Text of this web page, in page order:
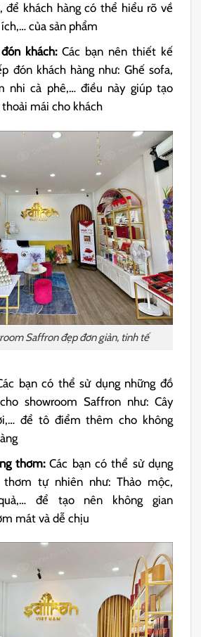
để khách hàng có thể hiểu rõ về
của sản phẩm
khách:Các bạn nên thiết kế
đón khách hàng như: Ghế sofa,
nhi cà phê,… điều này giúp tạo
mái cho khách
Saffron đẹp đơn giản, tinh tế
bạn có thể sử dụng những đồ
showroom Saffron như: Cây
để tô điểm thêm cho không
thơm:Các bạn có thể sử dụng
thơm tự nhiên như: Thảo mộc,
để tạo nên không gian
mát và dễ chịu